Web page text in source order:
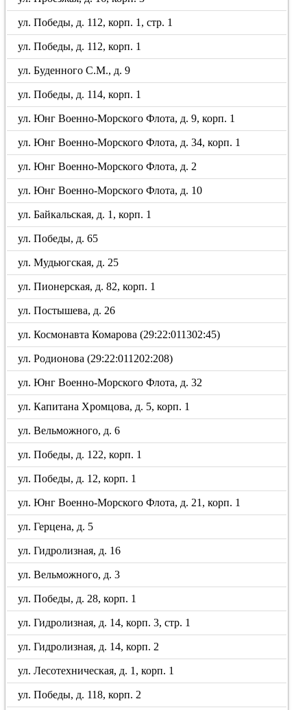
ул. Победы, д. 112, корп. 1, стр. 1
ул. Победы, д. 112, корп. 1
ул. Буденного С.М., д. 9
ул. Победы, д. 114, корп. 1
ул. Юнг Военно-Морского Флота, д. 9, корп. 1
ул. Юнг Военно-Морского Флота, д. 34, корп. 1
ул. Юнг Военно-Морского Флота, д. 2
ул. Юнг Военно-Морского Флота, д. 10
ул. Байкальская, д. 1, корп. 1
ул. Победы, д. 65
ул. Мудьюгская, д. 25
ул. Пионерская, д. 82, корп. 1
ул. Постышева, д. 26
ул. Космонавта Комарова (29:22:011302:45)
ул. Родионова (29:22:011202:208)
ул. Юнг Военно-Морского Флота, д. 32
ул. Капитана Хромцова, д. 5, корп. 1
ул. Вельможного, д. 6
ул. Победы, д. 122, корп. 1
ул. Победы, д. 12, корп. 1
ул. Юнг Военно-Морского Флота, д. 21, корп. 1
ул. Герцена, д. 5
ул. Гидролизная, д. 16
ул. Вельможного, д. 3
ул. Победы, д. 28, корп. 1
ул. Гидролизная, д. 14, корп. 3, стр. 1
ул. Гидролизная, д. 14, корп. 2
ул. Лесотехническая, д. 1, корп. 1
ул. Победы, д. 118, корп. 2